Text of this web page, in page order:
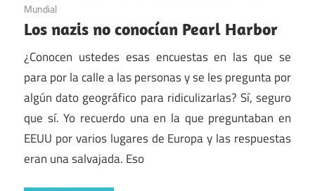
Mundial
Los nazis no conocían Pearl Harbor
¿Conocen ustedes esas encuestas en las que se
para por la calle a las personas y se les pregunta por
algún dato geográfico para ridiculizarlas? Sí, seguro
que sí. Yo recuerdo una en la que preguntaban en
EEUU por varios lugares de Europa y las respuestas
eran una salvajada. Eso